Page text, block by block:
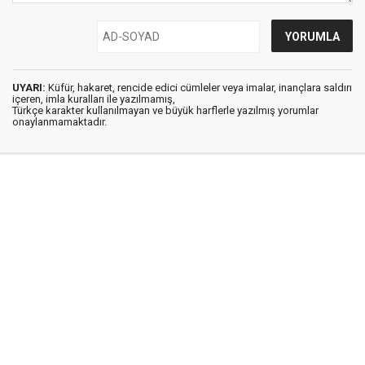
UYARI: Küfür, hakaret, rencide edici cümleler veya imalar, inançlara saldırı
içeren, imla kuralları ile yazılmamış,
Türkçe karakter kullanılmayan ve büyük harflerle yazılmış yorumlar
onaylanmamaktadır.